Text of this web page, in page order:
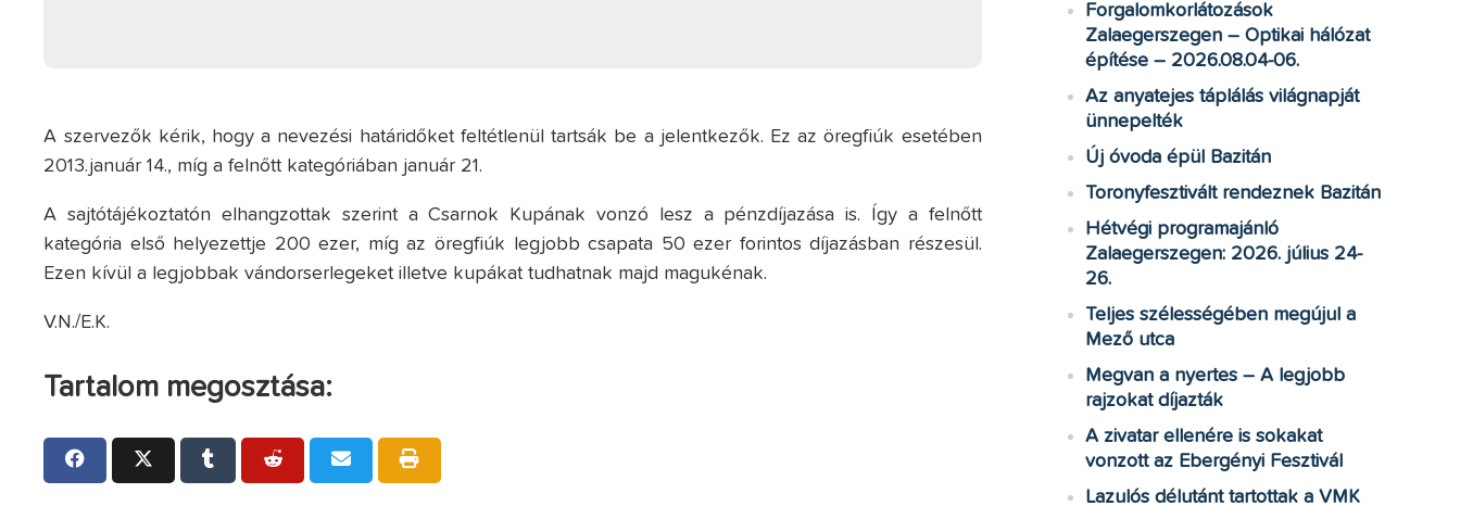
A szervezők kérik, hogy a nevezési határidőket feltétlenül tartsák be a jelentkezők. Ez az öregfiúk esetében
2013.január 14., míg a felnőtt kategóriában január 21.
A sajtótájékoztatón elhangzottak szerint a Csarnok Kupának vonzó lesz a pénzdíjazása is. Így a felnőtt
kategória első helyezettje 200 ezer, míg az öregfiúk legjobb csapata 50 ezer forintos díjazásban részesül.
Ezen kívül a legjobbak vándorserlegeket illetve kupákat tudhatnak majd magukénak.
V.N./E.K.
Tartalom megosztása:
Forgalomkorlátozások
Zalaegerszegen – Optikai hálózat
építése – 2026.08.04-06.
Az anyatejes táplálás világnapját
ünnepelték
Új óvoda épül Bazitán
Toronyfesztivált rendeznek Bazitán
Hétvégi programajánló
Zalaegerszegen: 2026. július 24-
26.
Teljes szélességében megújul a
Mező utca
Megvan a nyertes – A legjobb
rajzokat díjazták
A zivatar ellenére is sokakat
vonzott az Ebergényi Fesztivál
Lazulós délutánt tartottak a VMK